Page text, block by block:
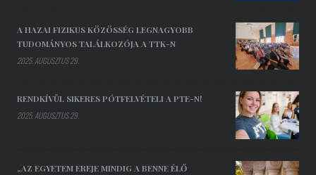
A HAZAI FIZIKUS KÖZÖSSÉG LEGNAGYOBB
TUDOMÁNYOS TALÁLKOZÓJA A TTK-N
2025. AUGUSZTUS 29.
RENDKÍVÜL SIKERES PÓTFELVÉTELI A PTE-N!
2025. AUGUSZTUS 29.
„AZ EGYETEM EREJE MINDIG A BENNE ÉLŐ